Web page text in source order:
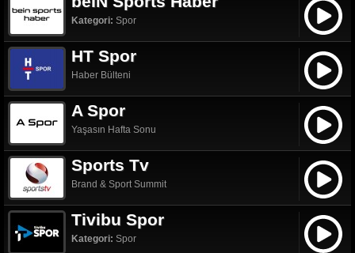
Kategori: Spor
HT Spor
Haber Bülteni
A Spor
Yaşasın Hafta Sonu
Sports Tv
Brand & Sport Summit
Tivibu Spor
Kategori: Spor